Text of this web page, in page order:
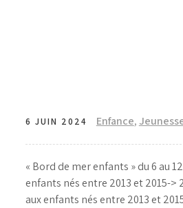
6 JUIN 2024 Enfance,
« Bord de mer enfants » du 6 au
enfants nés entre 2013 et 2015->
aux enfants nés entre 2013 et